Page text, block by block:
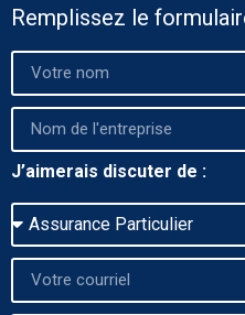
Remplissez le
J’aimerais discuter de :